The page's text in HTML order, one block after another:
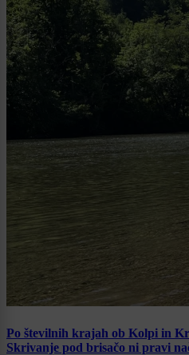
Po številnih krajah ob Kolpi in
Skrivanje pod brisačo ni pravi